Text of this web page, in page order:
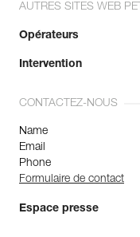
AUTRES SITES WEB
Opérateurs
Intervention
CONTACTEZ-NOUS
Name
Email
Phone
Formulaire de contact
Espace presse